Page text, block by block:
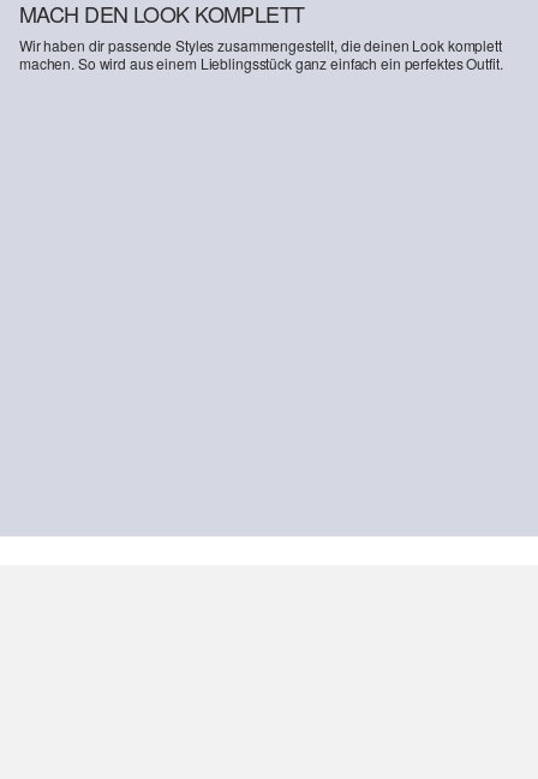
MACH DEN LOOK KOMPLETT
Wir haben dir passende Styles zusammengestellt, die deinen Look komplett
machen. So wird aus einem Lieblingsstück ganz einfach ein perfektes Outfit.